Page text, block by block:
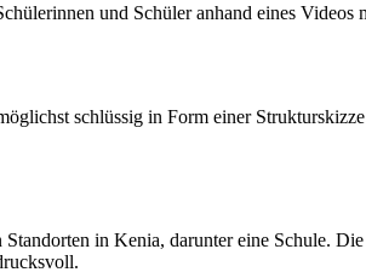
und Schüler anhand eines Videos
schlüssig in Form einer
in Kenia, darunter eine Schule.